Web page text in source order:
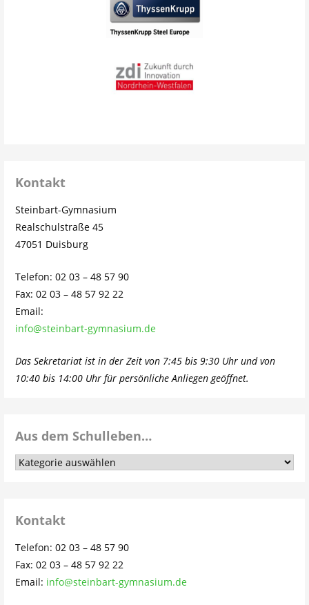
Kontakt
Steinbart-Gymnasium
Realschulstraße 45
47051 Duisburg
Telefon: 02 03 – 48 57 90
Fax: 02 03 – 48 57 92 22
Email:
info@steinbart-gymnasium.de
Das Sekretariat ist in der Zeit von 7:45 bis 9:30 Uhr und von
10:40 bis 14:00 Uhr für persönliche Anliegen geöffnet.
Aus dem Schulleben…
Aus
Kontakt
Telefon: 02 03 – 48 57 90
Fax: 02 03 – 48 57 92 22
Email: info@steinbart-gymnasium.de